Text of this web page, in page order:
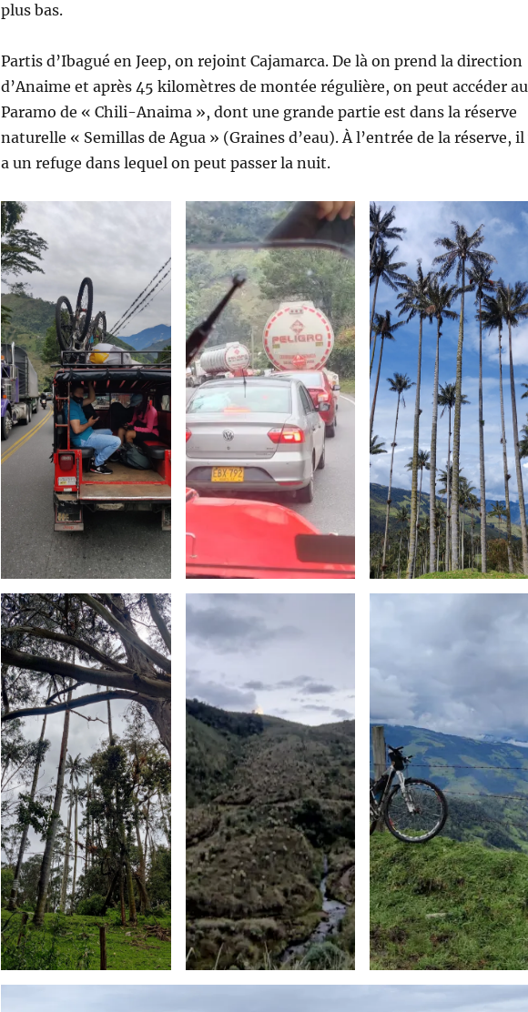
plus bas.
Partis d’Ibagué en Jeep, on rejoint Cajamarca. De là on prend la direction
d’Anaime et après 45 kilomètres de montée régulière, on peut accéder au
Paramo de « Chili-Anaima », dont une grande partie est dans la réserve
naturelle « Semillas de Agua » (Graines d’eau). À l’entrée de la réserve, il
a un refuge dans lequel on peut passer la nuit.